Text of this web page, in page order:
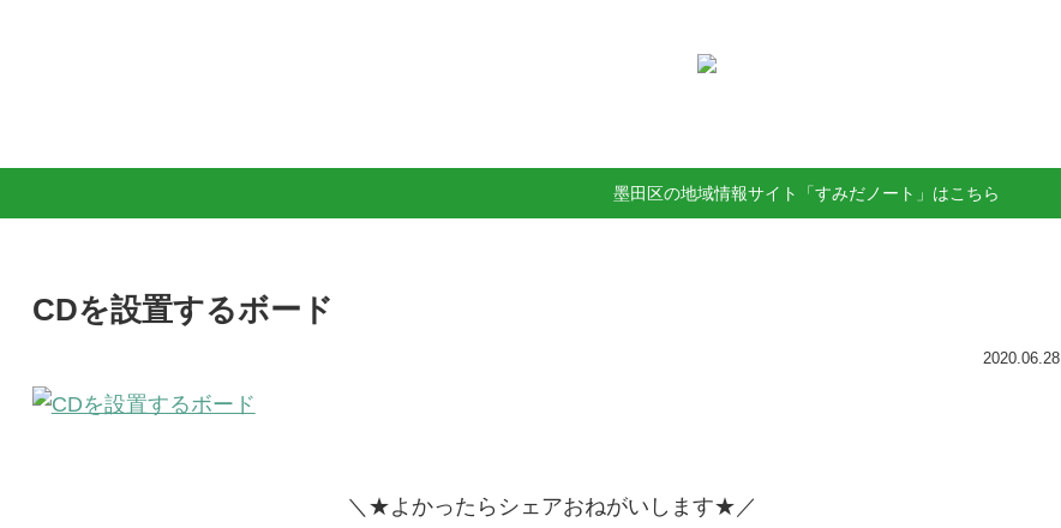
墨田区の地域情報サイト「すみだノート」はこちら
CDを設置するボード
2020.06.28
＼★よかったらシェアおねがいします★／